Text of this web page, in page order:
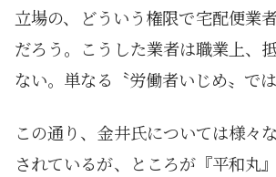
立場の、どういう権限で宅配便業
だろう。こうした業者は職業上、
ない。単なる〝労働者いじめ〟では
この通り、金井氏については様々
されているが、ところが『平和丸